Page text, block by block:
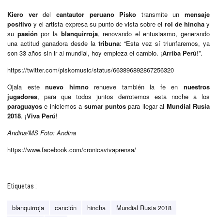
Kiero verdel cantautor peruano Pisko transmite un mensaje
positivo y el artista expresa su punto de vista sobre el rol de hinchay
su pasión por la blanquirroja, renovando el entusiasmo, generando
una actitud ganadora desde la tribuna: “Esta vez sí triunfaremos, ya
son 33 años sin ir al mundial, hoy empieza el cambio. ¡Arriba Perú!”.
https://twitter.com/piskomusic/status/663896892867256320
Ojala estenuevo himnorenueve también la fe ennuestros
jugadores, para que todos juntos derrotemos esta noche a los
paraguayos e iniciemos a sumar puntos para llegar al Mundial Rusia
2018. ¡Viva Perú!
Andina/MS Foto: Andina
https://www.facebook.com/cronicavivaprensa/
Etiquetas :
blanquirroja canción hincha
Mundial Rusia 2018